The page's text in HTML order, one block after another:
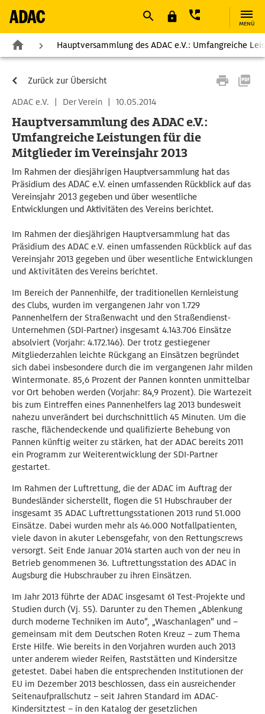
MENÜ
Hauptversammlung des ADAC e.V.: Umfangreiche
Zurück zur Übersicht
ADAC e.V.
| Der Verein | 10.05.2014
Hauptversammlung des ADAC e.V.:
Umfangreiche Leistungen für die
Mitglieder im Vereinsjahr 2013
Im Rahmen der diesjährigen Hauptversammlung hat das
Präsidium des ADAC e.V. einen umfassenden Rückblick auf das
Vereinsjahr 2013 gegeben und über wesentliche
Entwicklungen und Aktivitäten des Vereins berichtet.
Im Rahmen der diesjährigen Hauptversammlung hat das
Präsidium des ADAC e.V. einen umfassenden Rückblick auf das
Vereinsjahr 2013 gegeben und über wesentliche Entwicklungen
und Aktivitäten des Vereins berichtet.
Im Bereich der Pannenhilfe, der traditionellen Kernleistung
des Clubs, wurden im vergangenen Jahr von 1.729
Pannenhelfern der Straßenwacht und den Straßendienst-
Unternehmen (SDI-Partner) insgesamt 4.143.706 Einsätze
absolviert (Vorjahr: 4.172.146). Der trotz gestiegener
Mitgliederzahlen leichte Rückgang an Einsätzen begründet
sich dabei insbesondere durch die im vergangenen Jahr milden
Wintermonate. 85,6 Prozent der Pannen konnten unmittelbar
vor Ort behoben werden (Vorjahr: 84,9 Prozent). Die Wartezeit
bis zum Eintreffen eines Pannenhelfers lag 2013 bundesweit
nahezu unverändert bei durchschnittlich 45 Minuten. Um die
rasche, flächendeckende und qualifizierte Behebung von
Pannen künftig weiter zu stärken, hat der ADAC bereits 2011
ein Programm zur Weiterentwicklung der SDI-Partner
gestartet.
Im Rahmen der Luftrettung, die der ADAC im Auftrag der
Bundesländer sicherstellt, flogen die 51 Hubschrauber der
insgesamt 35 ADAC Luftrettungsstationen 2013 rund 51.000
Einsätze. Dabei wurden mehr als 46.000 Notfallpatienten,
viele davon in akuter Lebensgefahr, von den Rettungscrews
versorgt. Seit Ende Januar 2014 starten auch von der neu in
Betrieb genommenen 36. Luftrettungsstation des ADAC in
Augsburg die Hubschrauber zu ihren Einsätzen.
Im Jahr 2013 führte der ADAC insgesamt 61 Test-Projekte und
Studien durch (Vj. 55). Darunter zu den Themen „Ablenkung
durch moderne Techniken im Auto“, „Waschanlagen“ und –
gemeinsam mit dem Deutschen Roten Kreuz – zum Thema
Erste Hilfe. Wie bereits in den Vorjahren wurden auch 2013
unter anderem wieder Reifen, Raststätten und Kindersitze
getestet. Dabei haben die entsprechenden Institutionen der
EU im Dezember 2013 beschlossen, dass ein ausreichender
Seitenaufprallschutz – seit Jahren Standard im ADAC-
Kindersitztest – in den Katalog der gesetzlichen